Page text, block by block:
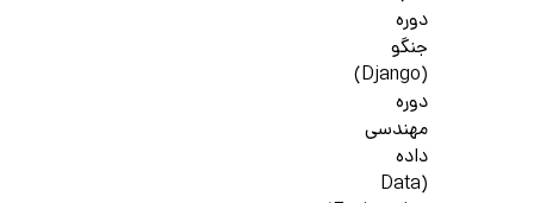
دوره
جنگو
(Django)
دوره
مهندسی
داده
(Data